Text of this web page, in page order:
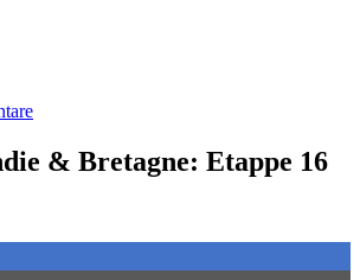
& Bretagne: Etappe 16